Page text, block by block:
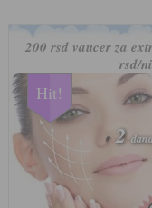
200 rsd vaucer za
rsd/
Hit!
2
2